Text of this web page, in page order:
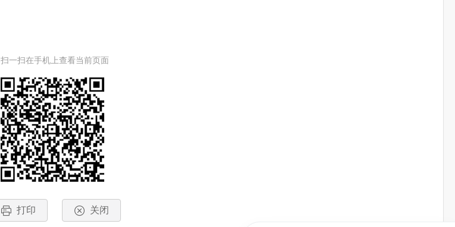
扫一扫在手机上查看当前页面
打印 关闭